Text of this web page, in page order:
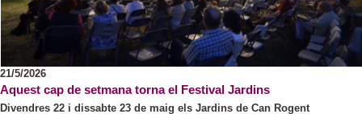
21/5/2026
Aquest cap de setmana torna el Festival Jardins
Divendres 22 i dissabte 23 de maig els Jardins de Can Rogent